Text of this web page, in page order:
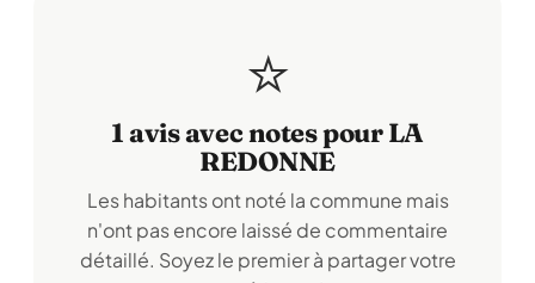
⭐
1 avis avec notes pour LA
REDONNE
Les habitants ont noté la commune mais
n'ont pas encore laissé de commentaire
détaillé. Soyez le premier à partager votre